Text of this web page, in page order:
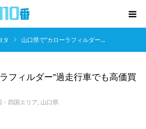
タ 山口県で”カローラフィルダー…
フィルダー”過走行車でも高価買
・四国エリア, 山口県
取